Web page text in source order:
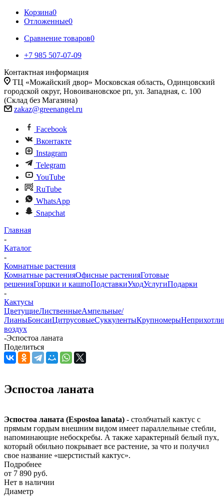
Корзина0
Отложенные0
Сравнение товаров0
+7 985 507-07-09
Контактная информация
ТЦ «Можайский двор» Московская область, Одинцовский
городской округ, Новоивановское рп, ул. Западная, с. 100
(Склад без Магазина)
zakaz@greenangel.ru
Facebook
Вконтакте
Instagram
Telegram
YouTube
RuTube
WhatsApp
Snapchat
Главная
-
Каталог
-
Комнатные растения
Комнатные растенияОфисные растенияГотовые
решенияГоршки и кашпоПодставкиУходУслугиПодарки
-
Кактусы
ЦветущиеЛиственныеАмпельные/
ЛианыБонсаиЦитрусовыеСуккулентыКрупномеры
воздух
-Эспостоа ланата
Поделиться
Эспостоа ланата
Эспостоа ланата (Espostoa lanata) - столбчатый кактус с
прямым гордым внешним видом имеет параллельные стебли,
напоминающие небоскребы. А также характерный белый пух,
который обильно покрывает все растение, за что и получил
свое название «шерстистый кактус».
Подробнее
от 7 890 руб.
Нет в наличии
Диаметр